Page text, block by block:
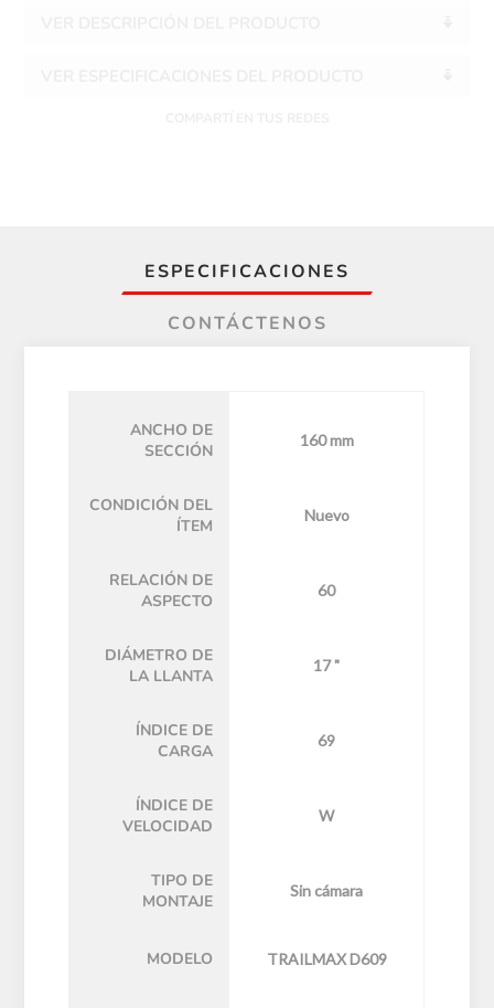
ESPECIFICACIONES
CONTÁCTENOS
ANCHO DE
SECCIÓN
160 mm
CONDICIÓN DEL
ÍTEM
Nuevo
RELACIÓN DE
ASPECTO
60
DIÁMETRO DE
LA LLANTA
17 "
ÍNDICE DE
CARGA
69
ÍNDICE DE
VELOCIDAD
W
TIPO DE
MONTAJE
Sin cámara
MODELO TRAILMAX D609